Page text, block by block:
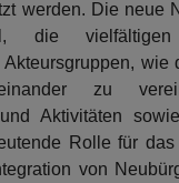
werden. Die neue
die
wie
zu
Aktivitäten
Rolle für das
von